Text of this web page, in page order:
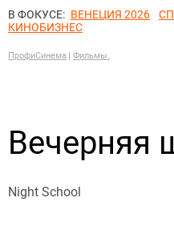
В ФОКУСЕ: ВЕНЕЦИЯ 2026
КИНОБИЗНЕС
ПрофиСинема Фильмы.
Вечерняя
Night School